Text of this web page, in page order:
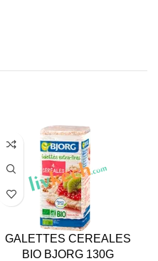
GALETTES CEREALES
BIO BJORG 130G